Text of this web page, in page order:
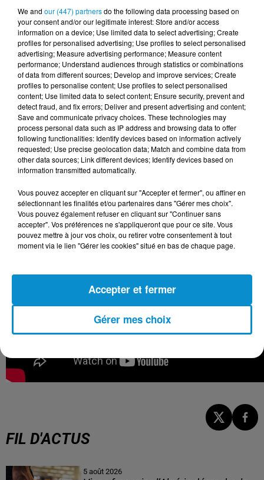
Badie, Jacqueline Chabbi, Leyla Dakhli, Kamel Daoud,
Mathieu Guidère, Joumana Haddad, Henry Laurens,
Farouk Mardam-Bey, Karl reMarks, Elias Sanbar…
Pour en savoir plus, découvrez la vidéo de l’interview (en
langue arabe) de Coline Houssais, contributrice de
l’ouvrage, sur la chaîne France 24 :
FIL D'ACTUS
5 août 2026
We and our (447) partnersdo the following data processing based on
your consent and/or our legitimate interest: Store and/or access
information on a device; Use limited data to select advertising; Create
profiles for personalised advertising; Use profiles to select personalised
advertising; Measure advertising performance; Measure content
performance; Understand audiences through statistics or combinations
of data from different sources; Develop and improve services; Create
profiles to personalise content; Use profiles to select personalised
content; Use limited data to select content; Ensure security, prevent and
detect fraud, and fix errors; Deliver and present advertising and content;
Save and communicate privacy choices. These technologies may
process personal data such as IP address and browsing data to offer
following functionalities: Identify devices based on information actively
requested; Use precise geolocation data; Match and combine data from
other data sources; Link different devices; Identify devices based on
information transmitted automatically.
Vous pouvez accepter en cliquant sur "Accepter et fermer", ou affiner en
sélectionnant les finalités et/ou partenaires dans "Gérer mes choix".
Vous pouvez également refuser en cliquant sur "Continuer sans
accepter". Vos préférences ne s'appliqueront que pour ce site. Vous
pouvez mettre à jour vos choix, ou retirer votre consentement à tout
moment via le lien "Gérer les cookies" situé en bas de chaque page.
Gérer mes choix
Accepter et fermer